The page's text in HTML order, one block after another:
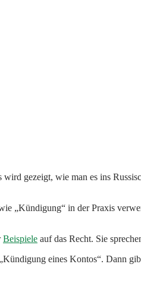
gezeigt, wie man es ins
„Kündigung“ in der Praxis
Beispiele auf das Recht. Sie
eines Kontos“. Dann